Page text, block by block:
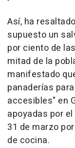
Así, ha
supuesto un
por ciento de
mitad de la
manifestado
panaderías
accesibles" en
apoyadas por
31 de marzo
de cocina.